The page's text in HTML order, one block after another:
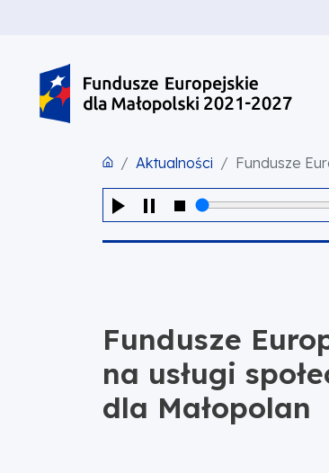
Aktualności Fundusze
Fundusze
na usługi
dla Małopolan